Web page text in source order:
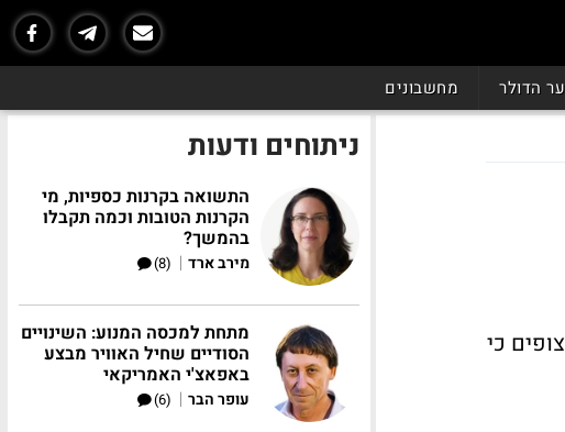
הדולר מחשבונים
כי
ניתוחים ודעות
התשואה בקרנות כספיות, מי
הקרנות הטובות וכמה תקבלו
בהמשך?
מירב ארד |
(8)
מתחת למכסה המנוע: השינויים
הסודיים שחיל האוויר מבצע
באפאצ'י האמריקאי
עופר הבר |
(6)